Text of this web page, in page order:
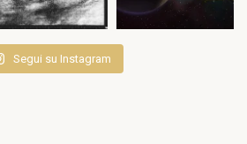
Segui su Instagram